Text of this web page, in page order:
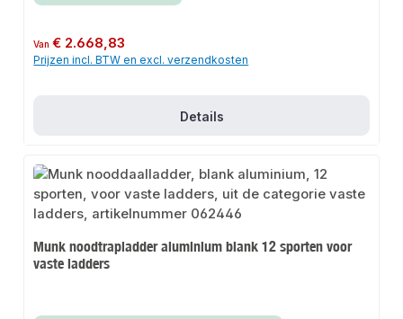
Normale prijs:
Van€ 2.668,83
Prijzen incl. BTW en excl. verzendkosten
Details
Munk noodtrapladder aluminium blank 12 sporten voor
vaste ladders